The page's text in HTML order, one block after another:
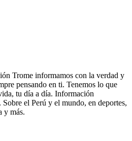
Trome informamos con la verdad y
pensando en ti. Tenemos lo que
tu día a día. Información
el Perú y el mundo, en deportes,
y más.